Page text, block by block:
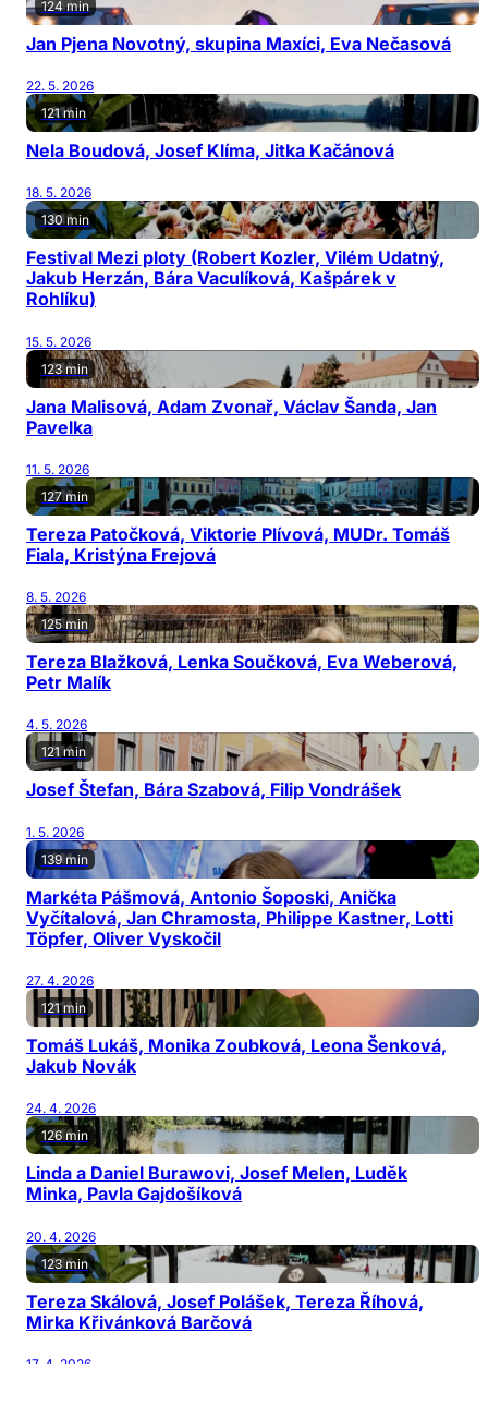
124 min
Jan Pjena Novotný, skupina Maxíci, Eva Nečasová
22. 5. 2026
121 min
Nela Boudová, Josef Klíma, Jitka Kačánová
18. 5. 2026
130 min
Festival Mezi ploty (Robert Kozler, Vilém Udatný,
Jakub Herzán, Bára Vaculíková, Kašpárek v
Rohlíku)
15. 5. 2026
123 min
Jana Malisová, Adam Zvonař, Václav Šanda, Jan
Pavelka
11. 5. 2026
127 min
Tereza Patočková, Viktorie Plívová, MUDr. Tomáš
Fiala, Kristýna Frejová
8. 5. 2026
125 min
Tereza Blažková, Lenka Součková, Eva Weberová,
Petr Malík
4. 5. 2026
121 min
Josef Štefan, Bára Szabová, Filip Vondrášek
1. 5. 2026
139 min
Markéta Pášmová, Antonio Šoposki, Anička
Vyčítalová, Jan Chramosta, Philippe Kastner, Lotti
Töpfer, Oliver Vyskočil
27. 4. 2026
121 min
Tomáš Lukáš, Monika Zoubková, Leona Šenková,
Jakub Novák
24. 4. 2026
126 min
Linda a Daniel Burawovi, Josef Melen, Luděk
Minka, Pavla Gajdošíková
20. 4. 2026
123 min
Tereza Skálová, Josef Polášek, Tereza Říhová,
Mirka Křivánková Barčová
17. 4. 2026